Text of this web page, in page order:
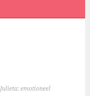
Julieta: emotioneel